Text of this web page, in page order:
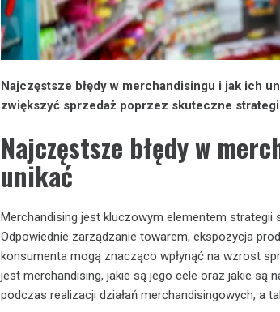
Najczęstsze błędy w merchandisingu i jak ich
zwiększyć sprzedaż poprzez skuteczne
Najczęstsze błędy w
unikać
Merchandising jest kluczowym elementem strategii
Odpowiednie zarządzanie towarem, ekspozycja
konsumenta mogą znacząco wpłynąć na wzrost
jest merchandising, jakie są jego cele oraz jakie są
podczas realizacji działań merchandisingowych, a